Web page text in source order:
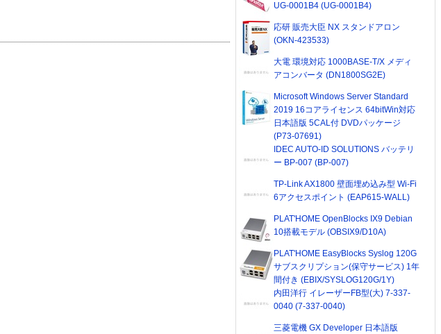
UG-0001B4 (UG-0001B4)
応研 販売大臣 NX スタンドアロン
(OKN-423533)
大電 環境対応 1000BASE-T/X メディ
アコンバータ (DN1800SG2E)
Microsoft Windows Server Standard
2019 16コアライセンス 64bitWin対応
日本語版 5CAL付 DVDパッケージ
(P73-07691)
IDEC AUTO-ID SOLUTIONS バッテリ
ー BP-007 (BP-007)
TP-Link AX1800 壁面埋め込み型 Wi-Fi
6アクセスポイント (EAP615-WALL)
PLAT'HOME OpenBlocks IX9 Debian
10搭載モデル (OBSIX9/D10A)
PLAT'HOME EasyBlocks Syslog 120G
サブスクリプション(保守サービス) 1年
間付き (EBIX/SYSLOG120G/1Y)
内田洋行 イレーザーFB型(大) 7-337-
0040 (7-337-0040)
三菱電機 GX Developer 日本語版